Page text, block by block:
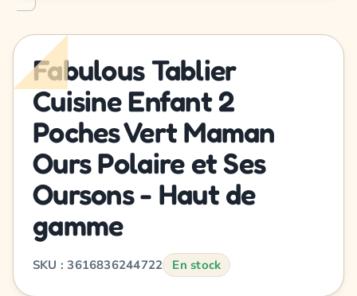
Fabulous Tablier
Cuisine Enfant 2
Poches Vert Maman
Ours Polaire et Ses
Oursons - Haut de
gamme
SKU : 3616836244722 En stock